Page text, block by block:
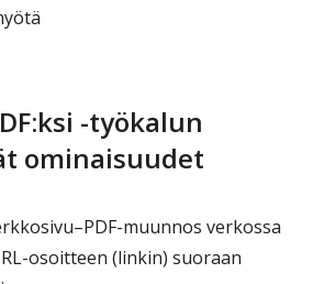
-työkalun
ominaisuudet
muunnos verkossa
osoitteen (linkin) suoraan